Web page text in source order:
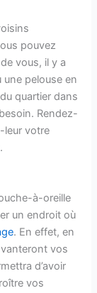
pouvez
vous, il y a
pelouse en
quartier dans
Rendez-
leur votre
à-oreille
un endroit où
. En effet, en
vos
d’avoir
vos